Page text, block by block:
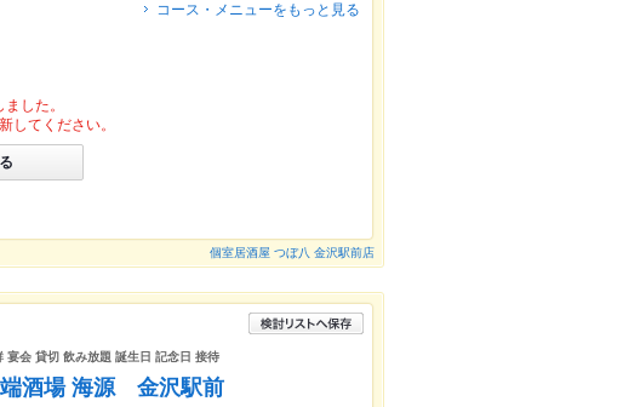
コース・メニューをもっと見る
した。
してください。
個室居酒屋 つぼ八 金沢駅前店
宴会 貸切 飲み放題 誕生日 記念日 接待
酒場 海源 金沢駅前